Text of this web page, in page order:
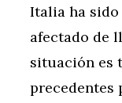
Italia ha
afectado de
situación es
precedentes